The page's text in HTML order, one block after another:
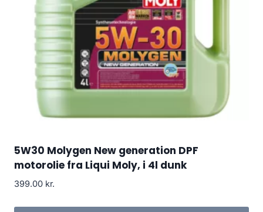
5W30 Molygen New generation DPF
motorolie fra Liqui Moly, i 4l dunk
399.00 kr.